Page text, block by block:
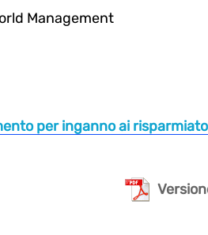
Management
per inganno ai